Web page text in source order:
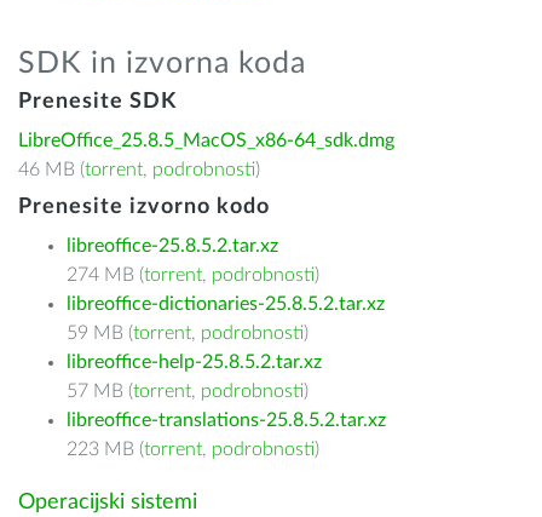
SDK in izvorna koda
Prenesite SDK
LibreOffice_25.8.5_MacOS_x86-64_sdk.dmg
46 MB (torrent, podrobnosti)
Prenesite izvorno kodo
libreoffice-25.8.5.2.tar.xz
274 MB (torrent, podrobnosti)
libreoffice-dictionaries-25.8.5.2.tar.xz
59 MB (torrent, podrobnosti)
libreoffice-help-25.8.5.2.tar.xz
57 MB (torrent, podrobnosti)
libreoffice-translations-25.8.5.2.tar.xz
223 MB (torrent, podrobnosti)
Operacijski sistemi